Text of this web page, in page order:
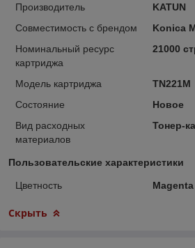
Производитель
KATUN
Совместимость с брендом
Konica
Номинальный ресурс
картриджа
21000
Модель картриджа
TN221M
Состояние
Новое
Вид расходных
материалов
Тонер-
Пользовательские характеристики
Цветность Magenta
Скрыть